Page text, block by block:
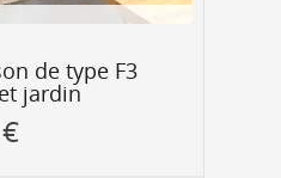
de type F3
jardin